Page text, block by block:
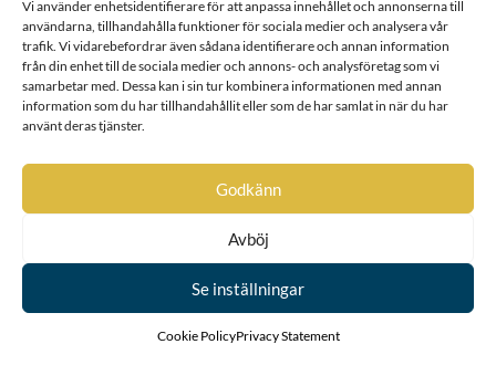
Vi använder enhetsidentifierare för att anpassa innehållet och annonserna till
användarna, tillhandahålla funktioner för sociala medier och analysera vår
trafik. Vi vidarebefordrar även sådana identifierare och annan information
från din enhet till de sociala medier och annons- och analysföretag som vi
samarbetar med. Dessa kan i sin tur kombinera informationen med annan
information som du har tillhandahållit eller som de har samlat in när du har
använt deras tjänster.
Godkänn
Avböj
Se inställningar
Cookie PolicyPrivacy Statement
Porträtt•